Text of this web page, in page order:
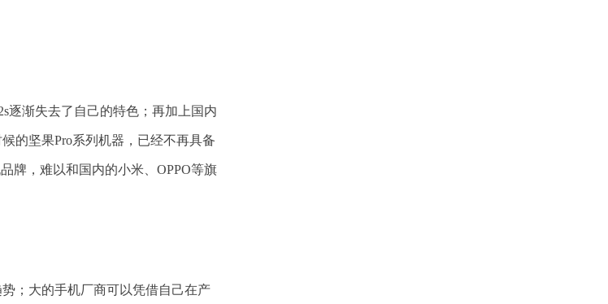
逐渐失去了自己的特色；再加上国内
的坚果Pro系列机器，已经不再具备
牌，难以和国内的小米、OPPO等旗
；大的手机厂商可以凭借自己在产